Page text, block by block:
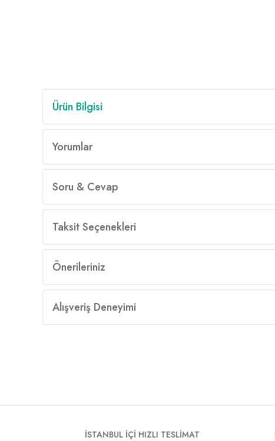
Ürün Bilgisi
Yorumlar
Soru & Cevap
Taksit Seçenekleri
Önerileriniz
Alışveriş Deneyimi
İSTANBUL İÇİ HIZLI TESLİMAT